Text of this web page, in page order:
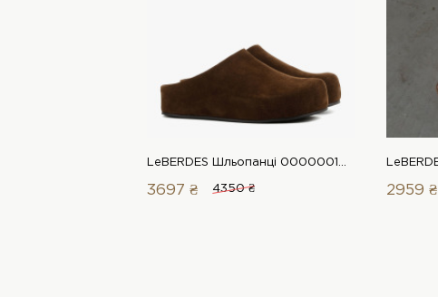
LeBERDES Шльопанці 00000019455 1 Магазин взуття “Favorite Shoes”
3697 ₴ 4350 ₴ 2959 ₴